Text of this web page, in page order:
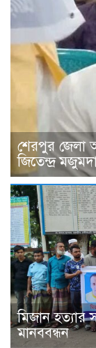
শেরপুর জেলা
জিতেন্দ্র
মিজান হত্যার
মানববন্ধন